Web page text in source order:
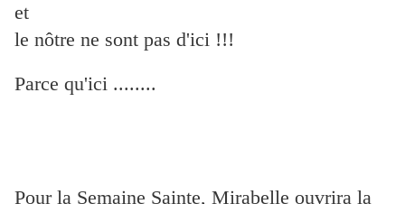
et
le nôtre ne sont pas d'ici !!!
Parce qu'ici ........
Pour la Semaine Sainte, Mirabelle ouvrira la